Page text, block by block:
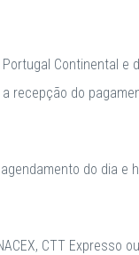
Continental e
recepção do
do dia
CTT Expresso